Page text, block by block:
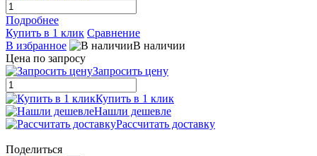
Подробнее
Купить в 1 клик Сравнение
В избранное
В наличии
Цена по запросу
Запросить цену
Купить в 1 клик
Нашли дешевле
Рассчитать доставку
Поделиться